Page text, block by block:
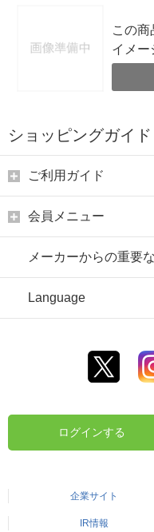
この商
イメー
ショッピングガイド
ご利用ガイド
会員メニュー
メーカーからの重要
Language
ログインする
企業サイト
IR情報